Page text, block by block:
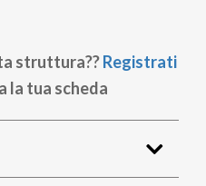
struttura??Registrati
la tua scheda